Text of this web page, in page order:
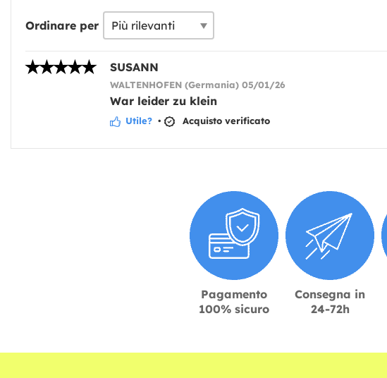
Ordinare per
SUSANN
WALTENHOFEN (Germania) 05/01/26
War leider zu klein
Utile? • Acquisto verificato
Pagamento
100% sicuro
Consegna in
24-72h